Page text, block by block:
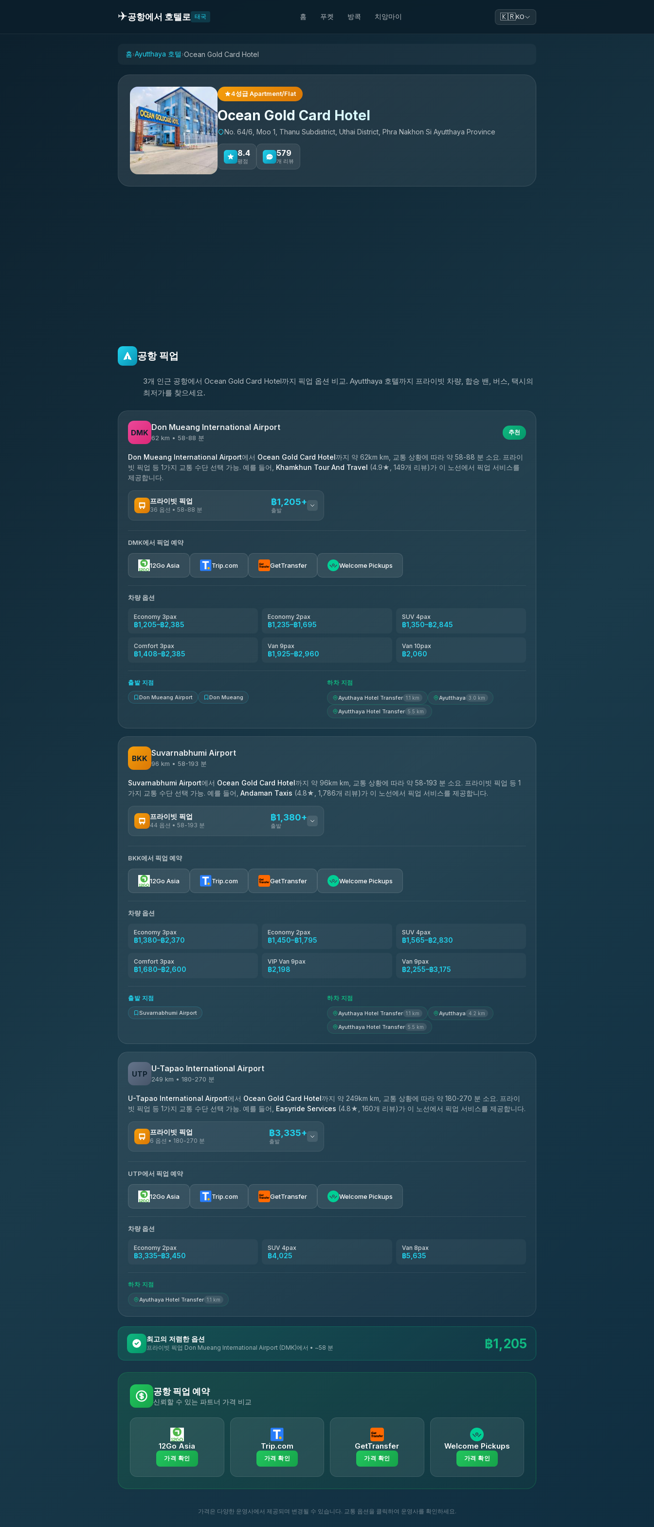
✈️공항에서 호텔로 태국 홈 푸켓 방콕 치앙마이 🇰🇷KO
홈›Ayutthaya 호텔 ›Ocean Gold Card Hotel
4성급 Apartment/Flat
Ocean Gold Card Hotel
No. 64/6, Moo 1, Thanu Subdistrict, Uthai District, Phra Nakhon Si Ayutthaya Province
8.4
평점
579
개 리뷰
공항 픽업
3개 인근 공항에서 Ocean Gold Card Hotel까지 픽업 옵션 비교. Ayutthaya 호텔까지 프라이빗 차량, 합승 밴, 버스, 택시의
최저가를 찾으세요.
DMK
Don Mueang International Airport
62 km • 58-88 분
추천
Don Mueang International Airport에서 Ocean Gold Card Hotel까지 약 62km km, 교통 상황에 따라 약 58-88 분 소요. 프라이
빗 픽업 등 1가지 교통 수단 선택 가능. 예를 들어, Khamkhun Tour And Travel (4.9★, 149개 리뷰)가 이 노선에서 픽업 서비스를
제공합니다.
프라이빗 픽업
36 옵션 • 58-88 분
฿1,205+
출발
Firstplan Transport Services
4.72(354)
Khamkhun Tour And Travel ฿1,235-฿1,925
Freedom Tour Taxi Service
Easyride Services
N and T Travel
DMK에서 픽업 예약
12Go Asia Trip.com GetTransfer Welcome Pickups
차량 옵션
Economy 3pax
฿1,205–฿2,385
Economy 2pax
฿1,235–฿1,695
SUV 4pax
฿1,350–฿2,845
Comfort 3pax
฿1,408–฿2,385
Van 9pax
฿1,925–฿2,960
Van 10pax
฿2,060
출발 지점
Don Mueang Airport Don Mueang
하차 지점
Ayuthaya Hotel Transfer 1.1 km Ayutthaya 3.0 km
Ayutthaya Hotel Transfer 5.5 km
BKK
Suvarnabhumi Airport
96 km • 58-193 분
Suvarnabhumi Airport에서 Ocean Gold Card Hotel까지 약 96km km, 교통 상황에 따라 약 58-193 분 소요. 프라이빗 픽업 등 1
가지 교통 수단 선택 가능. 예를 들어, Andaman Taxis (4.8★, 1,786개 리뷰)가 이 노선에서 픽업 서비스를 제공합니다.
프라이빗 픽업
44 옵션 • 58-193 분
฿1,380+
출발
Firstplan Transport Services
4.72(354)
Khamkhun Tour And Travel ฿1,450-฿2,255
Kanokwan Travel
AEC 168 Transport and Travel
Smile On Transport
BKK에서 픽업 예약
12Go Asia Trip.com GetTransfer Welcome Pickups
차량 옵션
Economy 3pax
฿1,380–฿2,370
Economy 2pax
฿1,450–฿1,795
SUV 4pax
฿1,565–฿2,830
Comfort 3pax
฿1,680–฿2,600
VIP Van 9pax
฿2,198
Van 9pax
฿2,255–฿3,175
출발 지점
Suvarnabhumi Airport
하차 지점
Ayuthaya Hotel Transfer 1.1 km Ayutthaya 4.2 km
Ayutthaya Hotel Transfer 5.5 km
UTP
U-Tapao International Airport
249 km • 180-270 분
U-Tapao International Airport에서 Ocean Gold Card Hotel까지 약 249km km, 교통 상황에 따라 약 180-270 분 소요. 프라이
빗 픽업 등 1가지 교통 수단 선택 가능. 예를 들어, Easyride Services (4.8★, 160개 리뷰)가 이 노선에서 픽업 서비스를 제공합니다.
프라이빗 픽업
6 옵션 • 180-270 분
฿3,335+
출발
Easyride Services
4.76(160)
UTP에서 픽업 예약
12Go Asia Trip.com GetTransfer Welcome Pickups
차량 옵션
Economy 2pax
฿3,335–฿3,450
SUV 4pax
฿4,025
Van 8pax
฿5,635
하차 지점
Ayuthaya Hotel Transfer 1.1 km
최고의 저렴한 옵션
프라이빗 픽업 Don Mueang International Airport (DMK)에서 • ~58 분 ฿1,205
공항 픽업 예약
신뢰할 수 있는 파트너 가격 비교
12Go Asia
가격 확인
Trip.com
가격 확인
GetTransfer
가격 확인
Welcome Pickups
가격 확인
가격은 다양한 운영사에서 제공되며 변경될 수 있습니다. 교통 옵션을 클릭하여 운영사를 확인하세요.